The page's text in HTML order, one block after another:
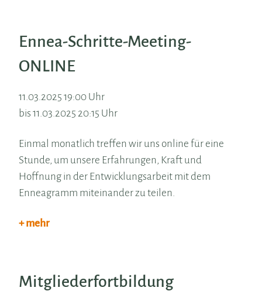
Ennea-Schritte-Meeting-
ONLINE
11.03.2025 19:00 Uhr
bis 11.03.2025 20:15 Uhr
Einmal monatlich treffen wir uns online für eine
Stunde, um unsere Erfahrungen, Kraft und
Hoffnung in der Entwicklungsarbeit mit dem
Enneagramm miteinander zu teilen.
+ mehr
Mitgliederfortbildung